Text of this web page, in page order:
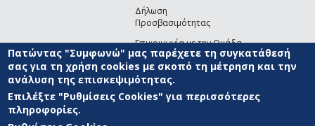
Δήλωση
Προσβασιμότητας
Επικοινωνία με την Ομάδα
Ανάπτυξης του site(link sends e-mail)
© ΠΑΝΕΠΙΣΤΗΜΙΟ ΑΙΓΑΙΟΥ ΟΡΟΙ ΧΡΗΣΗΣ
ΑΝΑΠΤΥΞΗΣ
Πατώντας "Συμφωνώ" μας παρέχετε τη συγκατάθεσή
σας για τη χρήση cookies με σκοπό τη μέτρηση και την
ανάλυση της επισκεψιμότητας.
Επιλέξτε "Ρυθμίσεις Cookies" για περισσότερες
πληροφορίες.